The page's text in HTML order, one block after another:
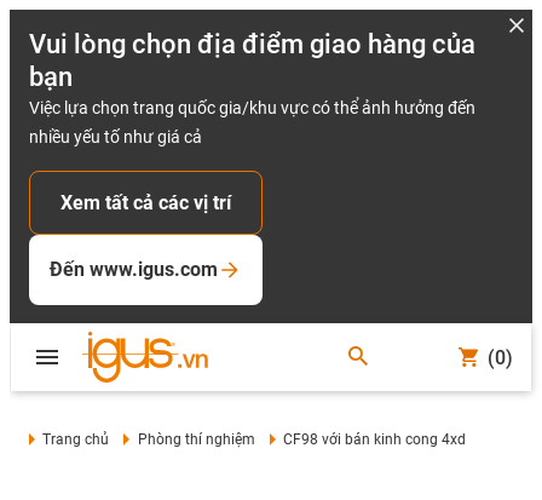
Vui lòng chọn địa điểm giao hàng của
bạn
Việc lựa chọn trang quốc gia/khu vực có thể ảnh hưởng đến
nhiều yếu tố như giá cả
Xem tất cả các vị trí
Đến www.igus.com
(0)
Trang chủ Phòng thí nghiệm CF98 với bán kinh cong 4xd